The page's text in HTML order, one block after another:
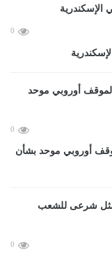
0
0
أوروبي موحد بشأن
0